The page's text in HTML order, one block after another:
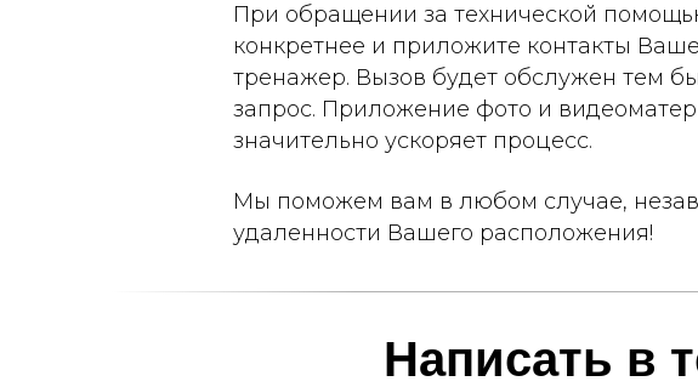
При обращении за технической
конкретнее и приложите контакты
тренажер. Вызов будет обслужен тем
запрос. Приложение фото и
значительно ускоряет процесс.
Мы поможем вам в любом случае,
удаленности Вашего расположения!
Написать в